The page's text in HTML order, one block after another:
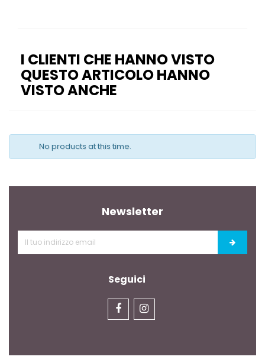
I CLIENTI CHE HANNO VISTO
QUESTO ARTICOLO HANNO
VISTO ANCHE
No products at this time.
Newsletter
Seguici